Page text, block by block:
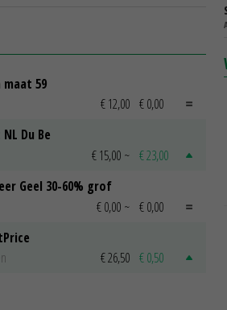
maat 59
€ 12,00 € 0,00
Du Be
€ 15,00 ~ € 23,00
Geel 30-60% grof
€ 0,00 ~ € 0,00
€ 26,50 € 0,50